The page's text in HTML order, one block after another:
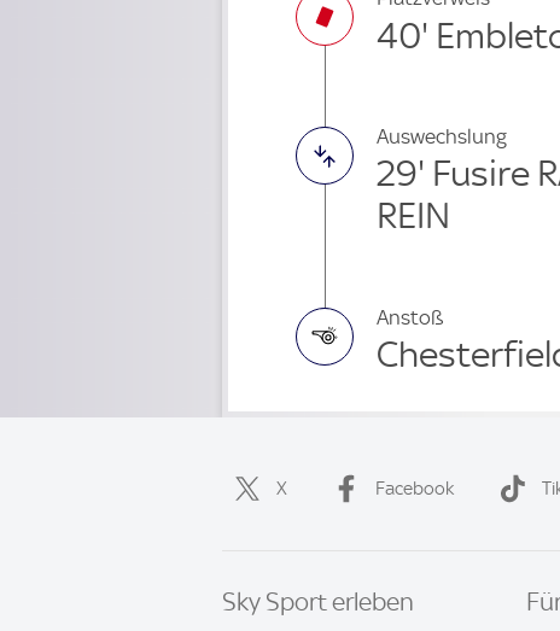
40'
Auswechslung
29' Fusire
REIN
Anstoß
X Facebook
Sky Sport erleben